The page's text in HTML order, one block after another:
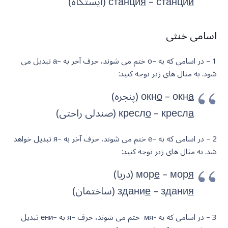
اسامی خنثی
1 – در اسامی که به –o ختم می شوند، حرف آخر به –а تبدیل می
شود. به مثال های زیر توجه کنید:
окно– окна
(پنجره)
кресло– кресла (صندلی راحتی)
2 – در اسامی که به –е ختم می شوند، حرف آخر به –я تبدیل خواهد
شد. به مثال های زیر توجه کنید:
море– моря
(دریا)
здание– здания (ساختمان)
3 – در اسامی که به -мя ختم می شوند، حرف –я به –ени تبدیل